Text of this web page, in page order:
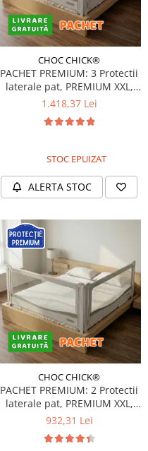
CHOC CHICK®
PACHET PREMIUM: 3 Protectii
laterale pat, PREMIUM XXL,
200x200 cm + 2 Seturi
1.418,37 Lei
STOC EPUIZAT
ALERTA STOC
CHOC CHICK®
PACHET PREMIUM: 2 Protectii
laterale pat, PREMIUM XXL,
pat 150x200 cm + Set
932,31 Lei